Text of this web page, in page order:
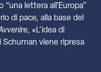
lettera all’Europa”
di pace, alla base del
, «L’idea di
Schuman viene ripresa